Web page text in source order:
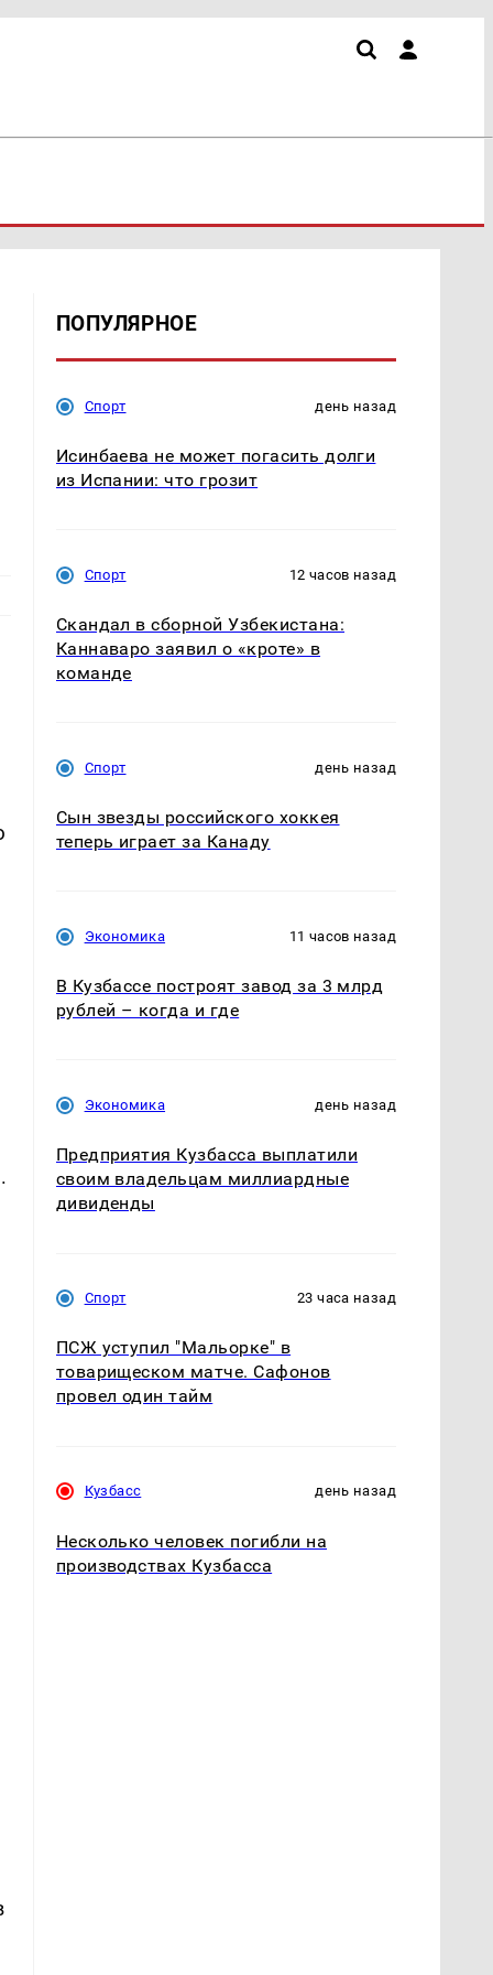
ПОПУЛЯРНОЕ
Спорт день назад
Исинбаева не может погасить долги
из Испании: что грозит
Спорт 12 часов назад
Скандал в сборной Узбекистана:
Каннаваро заявил о «кроте» в
команде
Спорт день назад
Сын звезды российского хоккея
теперь играет за Канаду
Экономика 11 часов назад
В Кузбассе построят завод за 3 млрд
рублей – когда и где
Экономика день назад
Предприятия Кузбасса выплатили
своим владельцам миллиардные
дивиденды
Спорт 23 часа назад
ПСЖ уступил "Мальорке" в
товарищеском матче. Сафонов
провел один тайм
Кузбасс день назад
Несколько человек погибли на
производствах Кузбасса